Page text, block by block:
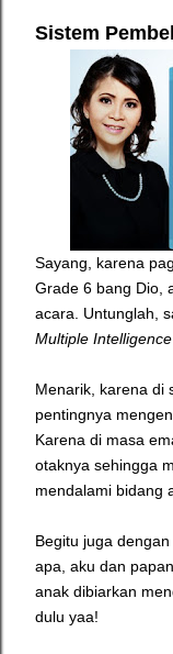
Sistem
Sayang, karena
Grade 6 bang Dio,
acara. Untunglah,
Multiple
Menarik, karena di
pentingnya
Karena di masa
otaknya sehingga
mendalami bidang
Begitu juga
apa, aku dan
anak dibiarkan
dulu yaa!